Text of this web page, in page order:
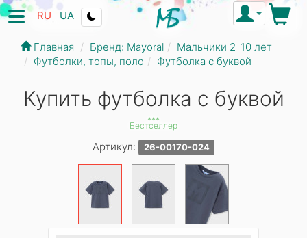
RU UA
Главная Бренд: Mayoral
Мальчики 2-10 лет
Футболки, топы, поло
Футболка с буквой
Купить футболка с буквой
***
Бестселлер
Артикул: 26-00170-024